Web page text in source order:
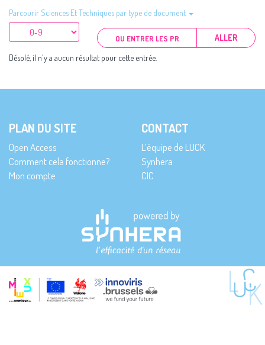
Parcourir Sciences Et Techniques par type de document
ALLER
Désolé, il n'y a aucun résultat pour cette entrée.
PLAN DU SITE
Open Access
Comment cela fonctionne?
Mon compte
CONTACT
L’équipe de LUCK
Synhera
CIC